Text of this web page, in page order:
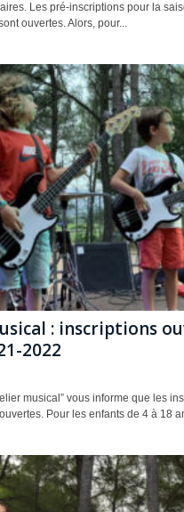
Les pré-inscriptions pour la
ouvertes. Alors, pour...
: inscriptions
2022
musical” vous informe que les
Pour les enfants de 4 à 18